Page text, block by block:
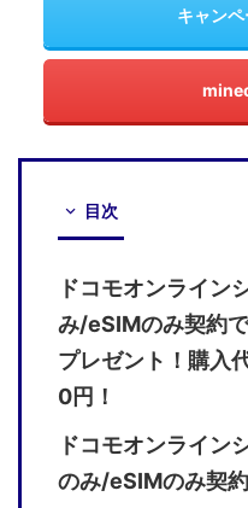
キャン
目次
ドコモオンライン
み/eSIMのみ契約
プレゼント！購入
0円！
ドコモオンライン
のみ/eSIMのみ契